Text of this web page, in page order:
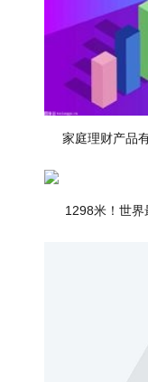
家庭理财产品
1298米！世